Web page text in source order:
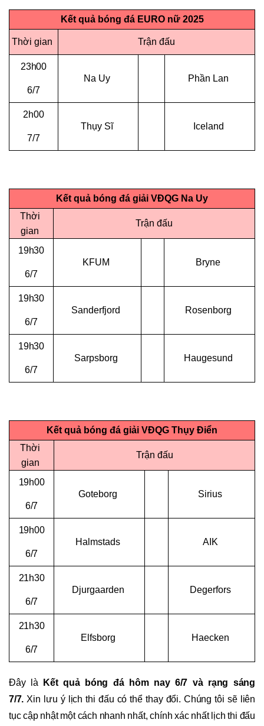
Kết quả bóng đá EURO nữ 2025
Thời gian Trận đấu
23h00
6/7
Na Uy Phần Lan
2h00
7/7
Thụy Sĩ Iceland
Kết quả bóng đá giải VĐQG Na Uy
Thời
gian
Trận đấu
19h30
6/7
KFUM Bryne
19h30
6/7
Sanderfjord Rosenborg
19h30
6/7
Sarpsborg Haugesund
Kết quả bóng đá giải VĐQG Thụy Điển
Thời
gian
Trận đấu
19h00
6/7
Goteborg Sirius
19h00
6/7
Halmstads AIK
21h30
6/7
Djurgaarden Degerfors
21h30
6/7
Elfsborg Haecken
Đây là Kết quả bóng đá hôm nay 6/7 và rạng sáng
7/7. Xin lưu ý lịch thi đấu có thể thay đổi. Chúng tôi sẽ liên
tục cập nhật một cách nhanh nhất, chính xác nhất lịch thi đấu